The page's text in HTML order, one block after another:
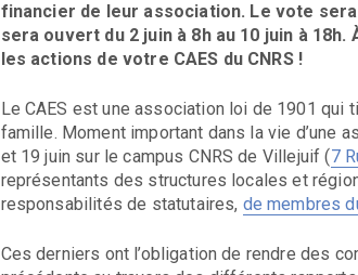
financier de leur association. Le vote
sera ouvert du 2 juin à 8h au 10 juin à
les actions de votre CAES du CNRS !
Le CAES est une association loi de 1901 qui
famille. Moment important dans la vie d’une
et 19 juin sur le campus CNRS de Villejuif (7
représentants des structures locales et
responsabilités de statutaires, de membres
Ces derniers ont l’obligation de rendre des